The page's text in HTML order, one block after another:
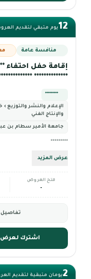
12يوم متبقي لتقديم
منافسة عامة
إقامة حفل احتفاء
****************
*********
الإعلام والنشر والتوزيع
والإنتاج الفني
جامعة الأمير سطام بن
*********
عرض المزيد
فتح العروض
-
تفاصيل
اشترك لعرض
2يومان متبقية لتقديم